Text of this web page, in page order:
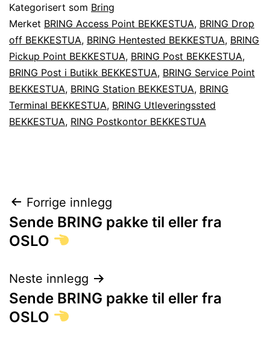
Kategorisert som Bring
Merket BRING Access Point BEKKESTUA, BRING Drop
off BEKKESTUA, BRING Hentested BEKKESTUA, BRING
Pickup Point BEKKESTUA, BRING Post BEKKESTUA,
BRING Post i Butikk BEKKESTUA, BRING Service Point
BEKKESTUA, BRING Station BEKKESTUA, BRING
Terminal BEKKESTUA, BRING Utleveringssted
BEKKESTUA, RING Postkontor BEKKESTUA
Innleggsnavigasjon
Forrige innlegg
Sende BRING pakke til eller fra
OSLO
Neste innlegg
Sende BRING pakke til eller fra
OSLO